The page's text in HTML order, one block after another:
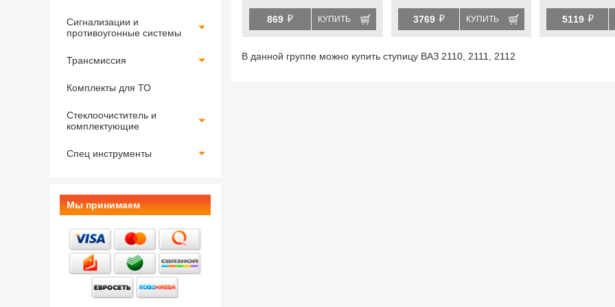
Сигнализации и
противоугонные системы
Трансмиссия
Комплекты для ТО
Стеклоочиститель и
комплектующие
Спец инструменты
Мы принимаем
869 й КУПИТЬ
Гранта fl, Калина, Калина 2,
Приора, datsun
3769 й КУПИТЬ
Гранта,
Калина 2,
5119 й
В данной группе можно купить ступицу ВАЗ 2110, 2111, 2112